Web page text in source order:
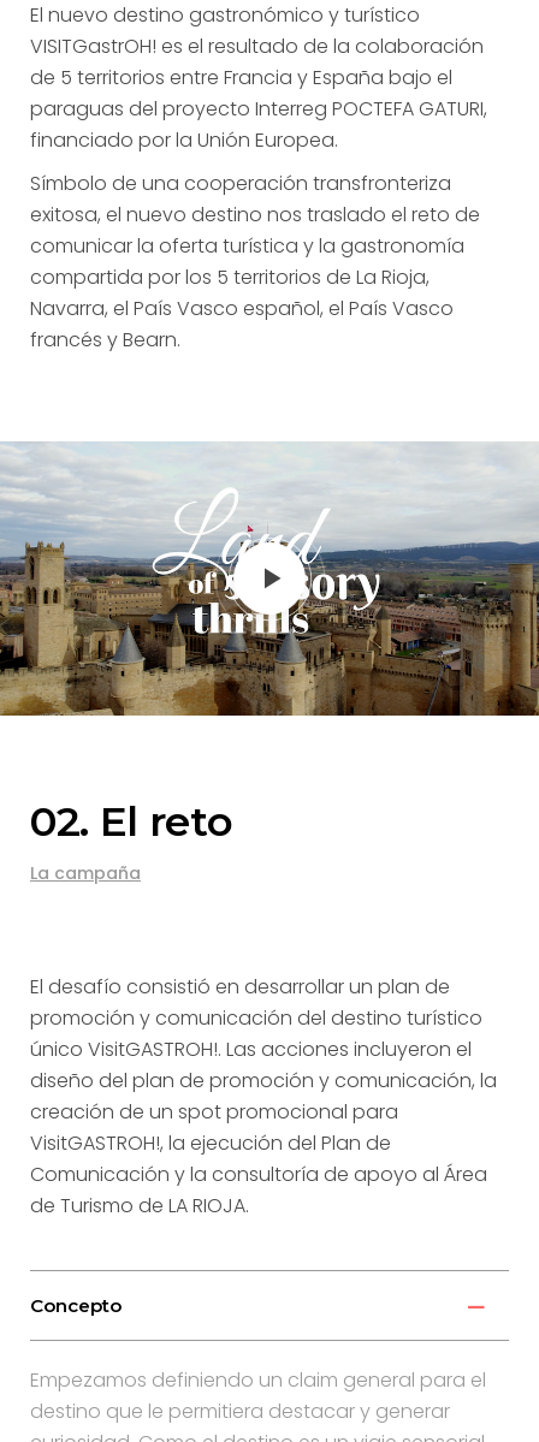
El nuevo destino gastronómico y turístico
VISITGastrOH! es el resultado de la colaboración
de 5 territorios entre Francia y España bajo el
paraguas del proyecto Interreg POCTEFA GATURI,
financiado por la Unión Europea.
Símbolo de una cooperación transfronteriza
exitosa, el nuevo destino nos traslado el reto de
comunicar la oferta turística y la gastronomía
compartida por los 5 territorios de La Rioja,
Navarra, el País Vasco español, el País Vasco
francés y Bearn.
02. El reto
La campaña
El desafío consistió en desarrollar un plan de
promoción y comunicación del destino turístico
único VisitGASTROH!. Las acciones incluyeron el
diseño del plan de promoción y comunicación, la
creación de un spot promocional para
VisitGASTROH!, la ejecución del Plan de
Comunicación y la consultoría de apoyo al Área
de Turismo de LA RIOJA.
Concepto
Empezamos definiendo un claim general para el
destino que le permitiera destacar y generar